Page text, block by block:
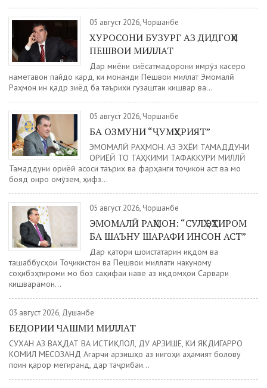
05 август 2026, Чоршанбе
ХУРОСОНИ БУЗУРГ АЗ ДИДГОҲИ
ПЕШВОИ МИЛЛАТ
Дар миёни сиёсатмадорони имрӯз касеро
наметавон пайдо кард, ки монанди Пешвои миллат Эмомалӣ
Раҳмон ин қадр зиёд ба таърихи гузаштаи кишвар ва...
05 август 2026, Чоршанбе
БА ОЗМУНИ “ҶУМҲУРИЯТ”
ЭМОМАЛӢ РАҲМОН. АЗ ЭҲЁИ ТАМАДДУНИ
ОРИЁӢ ТО ТАҲКИМИ ТАФАККУРИ МИЛЛӢ
Тамаддуни ориёӣ асоси таърих ва фарҳанги тоҷикон аст ва мо
бояд онро омӯзем, ҳифз...
05 август 2026, Чоршанбе
ЭМОМАЛӢ РАҲМОН: “СУЛҲ ЭҲТИРОМ
БА ШАЪНУ ШАРАФИ ИНСОН АСТ”
Дар қатори шоистатарин иқдом ва
ташаббусҳои Тоҷикистон ва Пешвои миллати накуному
соҳибэҳтироми мо боз саҳифаи наве аз иқдомҳои Сарвари
кишварамон...
03 август 2026, Душанбе
БЕДОРИИ ЧАШМИ МИЛЛАТ
СУХАН АЗ ВАҲДАТ ВА ИСТИҚЛОЛ, ДУ АРЗИШЕ, КИ ЯКДИГАРРО
КОМИЛ МЕСОЗАНД Агарчи арзишҳо аз нигоҳи аҳамият болову
поин қарор мегиранд, дар таҷрибаи...